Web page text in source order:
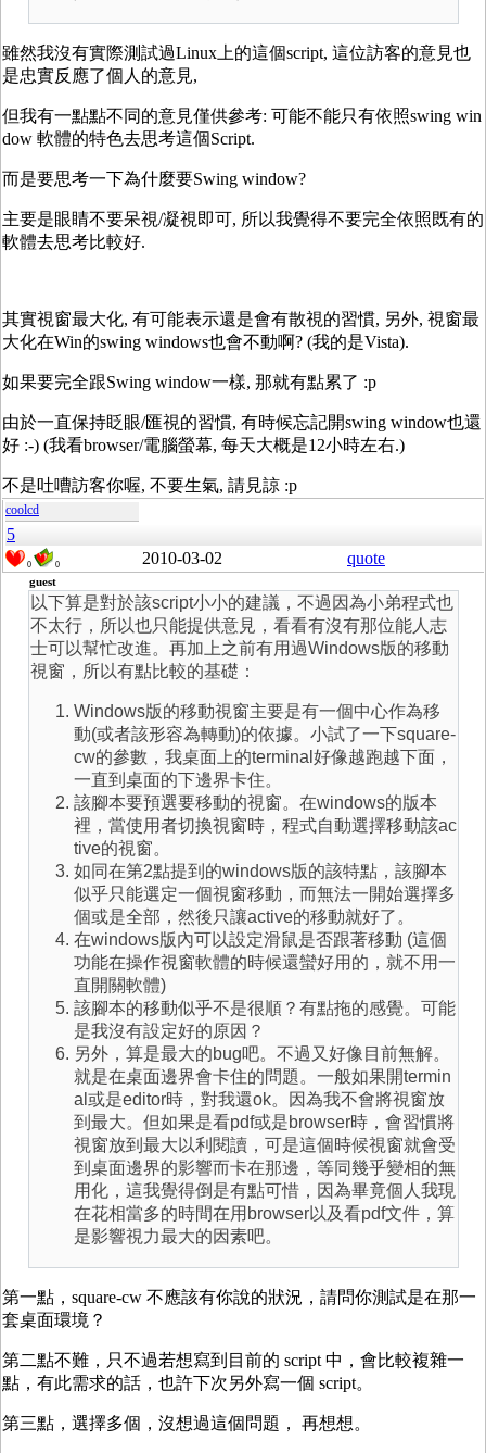
雖然我沒有實際測試過Linux上的這個script, 這位訪客的意見也
是忠實反應了個人的意見,
但我有一點點不同的意見僅供參考: 可能不能只有依照swing win
dow 軟體的特色去思考這個Script.
而是要思考一下為什麼要Swing window?
主要是眼睛不要呆視/凝視即可, 所以我覺得不要完全依照既有的
軟體去思考比較好.
其實視窗最大化, 有可能表示還是會有散視的習慣, 另外, 視窗最
大化在Win的swing windows也會不動啊? (我的是Vista).
如果要完全跟Swing window一樣, 那就有點累了 :p
由於一直保持眨眼/匯視的習慣, 有時候忘記開swing window也還
好 :-) (我看browser/電腦螢幕, 每天大概是12小時左右.)
不是吐嘈訪客你喔, 不要生氣, 請見諒 :p
coolcd
5
0 0 2010-03-02 quote
guest
以下算是對於該script小小的建議，不過因為小弟程式也
不太行，所以也只能提供意見，看看有沒有那位能人志
士可以幫忙改進。再加上之前有用過Windows版的移動
視窗，所以有點比較的基礎：
Windows版的移動視窗主要是有一個中心作為移
動(或者該形容為轉動)的依據。小試了一下square-
cw的參數，我桌面上的terminal好像越跑越下面，
一直到桌面的下邊界卡住。
該腳本要預選要移動的視窗。在windows的版本
裡，當使用者切換視窗時，程式自動選擇移動該ac
tive的視窗。
如同在第2點提到的windows版的該特點，該腳本
似乎只能選定一個視窗移動，而無法一開始選擇多
個或是全部，然後只讓active的移動就好了。
在windows版內可以設定滑鼠是否跟著移動 (這個
功能在操作視窗軟體的時候還蠻好用的，就不用一
直開關軟體)
該腳本的移動似乎不是很順？有點拖的感覺。可能
是我沒有設定好的原因？
另外，算是最大的bug吧。不過又好像目前無解。
就是在桌面邊界會卡住的問題。一般如果開termin
al或是editor時，對我還ok。因為我不會將視窗放
到最大。但如果是看pdf或是browser時，會習慣將
視窗放到最大以利閱讀，可是這個時候視窗就會受
到桌面邊界的影響而卡在那邊，等同幾乎變相的無
用化，這我覺得倒是有點可惜，因為畢竟個人我現
在花相當多的時間在用browser以及看pdf文件，算
是影響視力最大的因素吧。
第一點，square-cw 不應該有你說的狀況，請問你測試是在那一
套桌面環境？
第二點不難，只不過若想寫到目前的 script 中，會比較複雜一
點，有此需求的話，也許下次另外寫一個 script。
第三點，選擇多個，沒想過這個問題， 再想想。